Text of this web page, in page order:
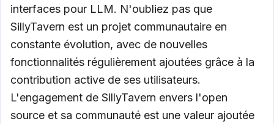
interfaces pour LLM. N'oubliez pas que
SillyTavern est un projet communautaire en
constante évolution, avec de nouvelles
fonctionnalités régulièrement ajoutées grâce à la
contribution active de ses utilisateurs.
L'engagement de SillyTavern envers l'open
source et sa communauté est une valeur ajoutée